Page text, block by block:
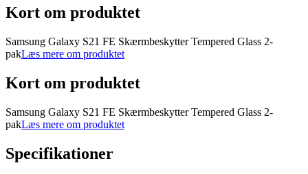
Kort om produktet
Samsung Galaxy S21 FE Skærmbeskytter Tempered Glass 2-
pakLæs mere om produktet
Kort om produktet
Samsung Galaxy S21 FE Skærmbeskytter Tempered Glass 2-
pakLæs mere om produktet
Specifikationer